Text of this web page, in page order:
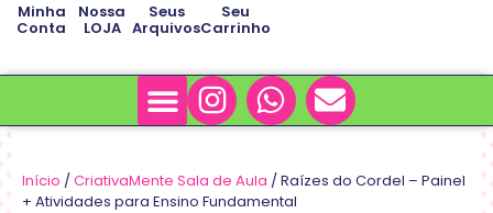
Minha
Conta
Nossa
LOJA
Seus
Arquivos
Seu
Carrinho
Início /CriativaMente Sala de Aula / Raízes do Cordel – Painel
+ Atividades para Ensino Fundamental